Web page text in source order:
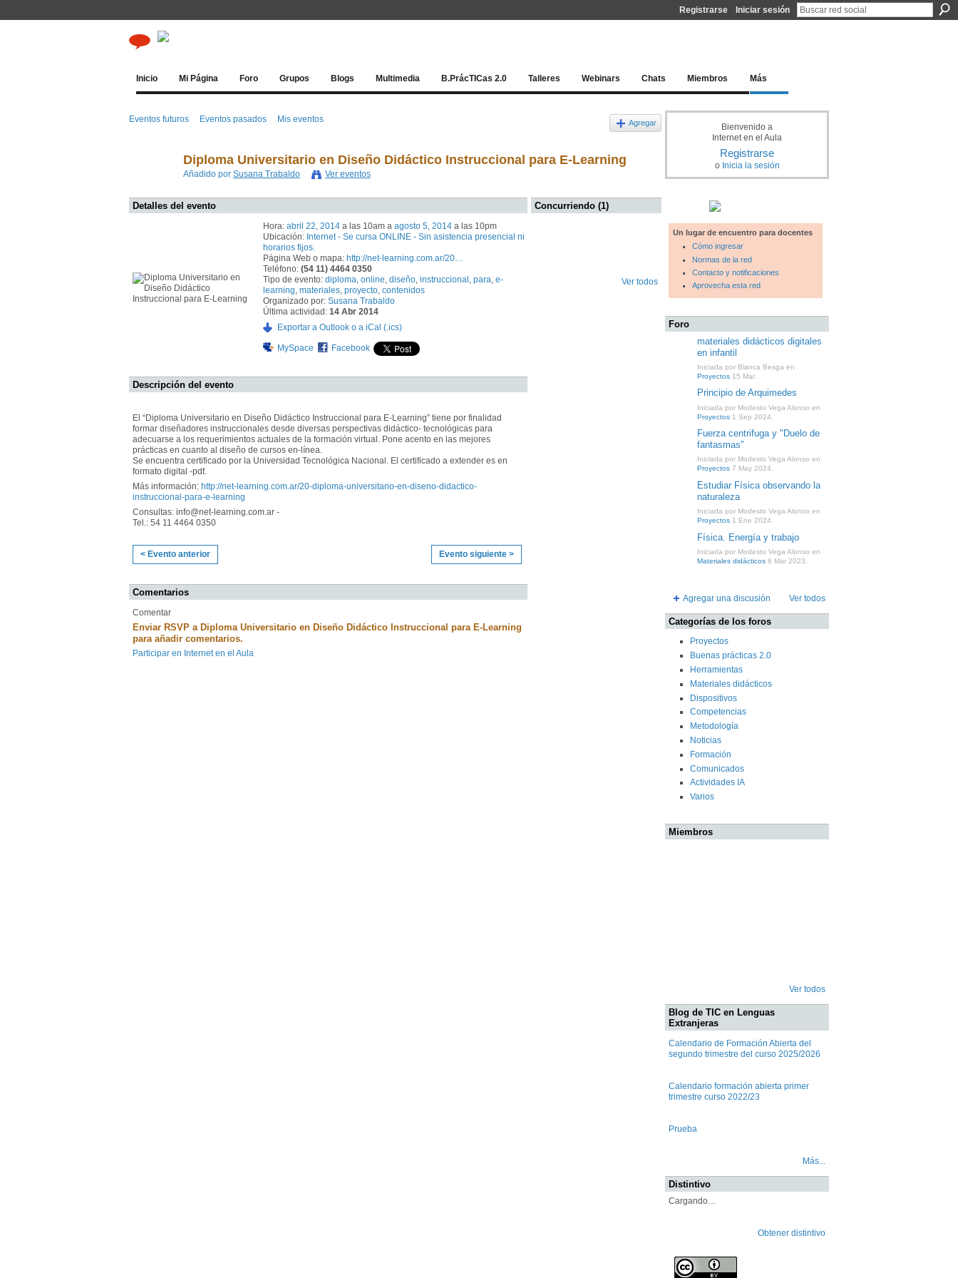
Registrarse Iniciar sesión
Inicio Mi Página Foro Grupos Blogs Multimedia B.PrácTICas 2.0 Talleres Webinars Chats Miembros Más
Eventos futuros Eventos pasados Mis eventos Agregar
Diploma Universitario en Diseño Didáctico Instruccional para E-Learning
Añadido por Susana Trabaldo Ver eventos
Detalles del evento
Hora: abril 22, 2014a las 10am a agosto 5, 2014a las 10pm
Ubicación: Internet - Se cursa ONLINE - Sin asistencia presencial ni
horarios fijos.
Página Web o mapa: http://net-learning.com.ar/20…
Teléfono: (54 11) 4464 0350
Tipo de evento: diploma, online, diseño, instruccional , para, e-
learning, materiales, proyecto, contenidos
Organizado por: Susana Trabaldo
Última actividad: 14 Abr 2014
Exportar a Outlook o a iCal (.ics)
MySpace Facebook
Descripción del evento
El “Diploma Universitario en Diseño Didáctico Instruccional para E-Learning” tiene por finalidad
formar diseñadores instruccionales desde diversas perspectivas didáctico- tecnológicas para
adecuarse a los requerimientos actuales de la formación virtual. Pone acento en las mejores
prácticas en cuanto al diseño de cursos en-línea.
Se encuentra certificado por la Universidad Tecnológica Nacional. El certificado a extender es en
formato digital -pdf.
Más información: http://net-learning.com.ar/20-diploma-universitario-en-diseno-didactico-
instruccional-para-e-learning
Consultas: info@net-learning.com.ar -
Tel.: 54 11 4464 0350
< Evento anterior Evento siguiente >
Comentarios
Comentar
Enviar RSVP a Diploma Universitario en Diseño Didáctico Instruccional para E-Learning
para añadir comentarios.
Participar en Internet en el Aula
Concurriendo (1)
Ver todos
Bienvenido a
Internet en el Aula
Registrarse
o Inicia la sesión
Un lugar de encuentro para docentes
Cómo ingresar
Normas de la red
Contacto y notificaciones
Aprovecha esta red
Foro
materiales didácticos digitales
en infantil
Iniciada por Blanca Besga en
Proyectos 15 Mar.
Principio de Arquimedes
Iniciada por Modesto Vega Alonso en
Proyectos 1 Sep 2024.
Fuerza centrifuga y "Duelo de
fantasmas"
Iniciada por Modesto Vega Alonso en
Proyectos 7 May 2024.
Estudiar Física observando la
naturaleza
Iniciada por Modesto Vega Alonso en
Proyectos 1 Ene 2024.
Física. Energía y trabajo
Iniciada por Modesto Vega Alonso en
Materiales didácticos 8 Mar 2023.
Agregar una discusión Ver todos
Categorías de los foros
Proyectos
Buenas prácticas 2.0
Herramientas
Materiales didácticos
Dispositivos
Competencias
Metodología
Noticias
Formación
Comunicados
Actividades IA
Varios
Miembros
Ver todos
Blog de TIC en Lenguas
Extranjeras
Calendario de Formación Abierta del
segundo trimestre del curso 2025/2026
Calendario formación abierta primer
trimestre curso 2022/23
Prueba
Más...
Distintivo
Cargando…
Obtener distintivo